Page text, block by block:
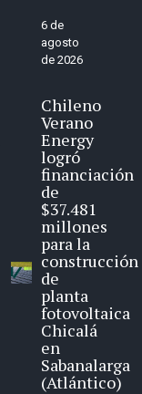
6 de
agosto
de 2026
Chileno
Verano
Energy
logró
financiación
de
$37.481
millones
para la
construcción
de
planta
fotovoltaica
Chicalá
en
Sabanalarga
(Atlántico)